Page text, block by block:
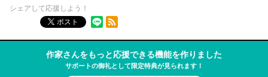
シェアして応援しよう！
ポスト
RSSフィード
作家さんをもっと応援できる機能を作りました
サポートの御礼として限定特典が見られます！